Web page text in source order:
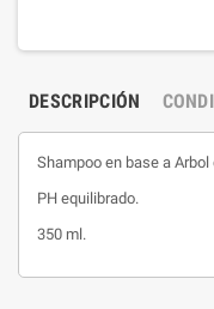
DESCRIPCIÓN
Shampoo en base a
PH equilibrado.
350 ml.